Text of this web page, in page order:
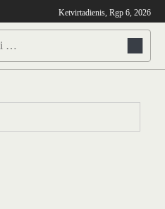
Ketvirtadienis, Rgp 6, 2026